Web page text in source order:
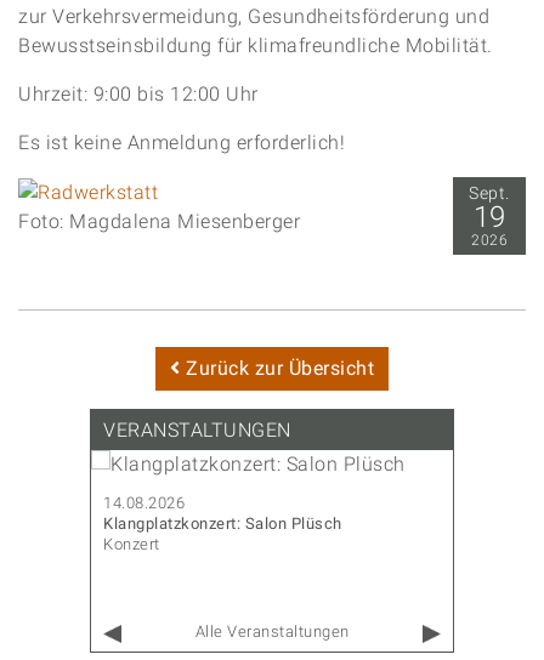
zur Verkehrsvermeidung, Gesundheitsförderung und
Bewusstseinsbildung für klimafreundliche Mobilität.
Uhrzeit: 9:00 bis 12:00 Uhr
Es ist keine Anmeldung erforderlich!
Sept.
19
2026
Foto: Magdalena Miesenberger
Zurück zur Übersicht
VERANSTALTUNGEN
14.08.2026
Klangplatzkonzert: Salon Plüsch
Konzert
Alle Veranstaltungen